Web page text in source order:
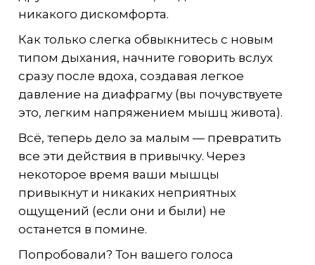
никакого дискомфорта.
Как только слегка обвыкнитесь с новым
типом дыхания, начните говорить вслух
сразу после вдоха, создавая легкое
давление на диафрагму (вы почувствуете
это, легким напряжением мышц живота).
Всё, теперь дело за малым — превратить
все эти действия в привычку. Через
некоторое время ваши мышцы
привыкнут и никаких неприятных
ощущений (если они и были) не
останется в помине.
Попробовали? Тон вашего голоса